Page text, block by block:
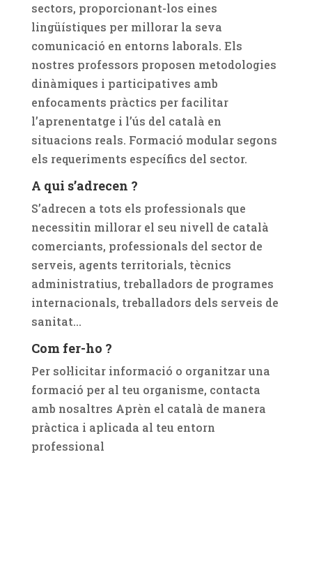
sectors, proporcionant-los eines
lingüístiques per millorar la seva
comunicació en entorns laborals. Els
nostres professors proposen metodologies
dinàmiques i participatives amb
enfocaments pràctics per facilitar
l’aprenentatge i l’ús del català en
situacions reals. Formació modular segons
els requeriments específics del sector.
A qui s’adrecen ?
S’adrecen a tots els professionals que
necessitin millorar el seu nivell de català
comerciants, professionals del sector de
serveis, agents territorials, tècnics
administratius, treballadors de programes
internacionals, treballadors dels serveis de
sanitat…
Com fer-ho ?
Per sol·licitar informació o organitzar una
formació per al teu organisme, contacta
amb nosaltres Aprèn el català de manera
pràctica i aplicada al teu entorn
professional